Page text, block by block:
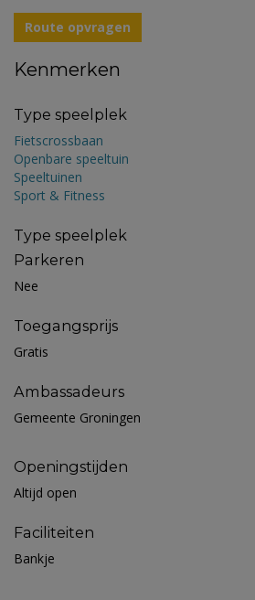
Route opvragen
Kenmerken
Type speelplek
Fietscrossbaan
Openbare speeltuin
Speeltuinen
Sport & Fitness
Type speelplek
Parkeren
Nee
Toegangsprijs
Gratis
Ambassadeurs
Gemeente Groningen
Openingstijden
Altijd open
Faciliteiten
Bankje